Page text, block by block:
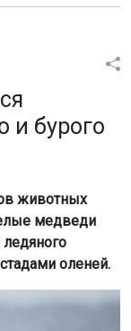
и бурого
животных
медведи
оленей.